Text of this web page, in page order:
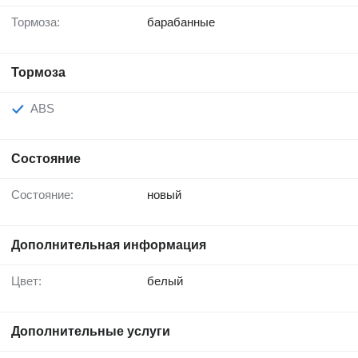
Тормоза: барабанные
Тормоза
ABS
Состояние
Состояние: новый
Дополнительная информация
Цвет: белый
Дополнительные услуги